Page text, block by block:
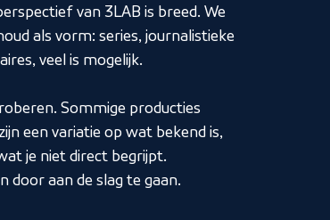
van 3LAB is breed. We
als vorm: series, journalistieke
veel is mogelijk.
Sommige producties
een variatie op wat bekend is,
je niet direct begrijpt.
door aan de slag te gaan.